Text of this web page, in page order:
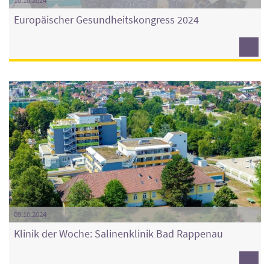
Europäischer Gesundheitskongress 2024
09.10.2024
Klinik der Woche: Salinenklinik Bad Rappenau